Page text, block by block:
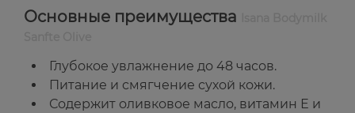
Основные преимущества
Глубокое увлажнение до 48 часов.
Питание и смягчение сухой кожи.
Содержит оливковое масло, витамин Е и